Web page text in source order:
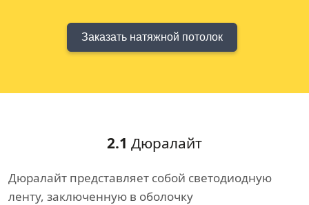
Заказать натяжной потолок
2.1 Дюралайт
Дюралайт представляет собой светодиодную
ленту, заключенную в оболочку